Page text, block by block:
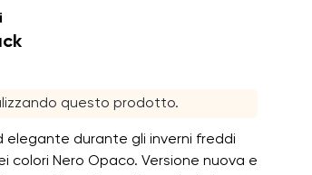
questo prodotto.
elegante durante gli inverni freddi
colori Nero Opaco. Versione nuova e